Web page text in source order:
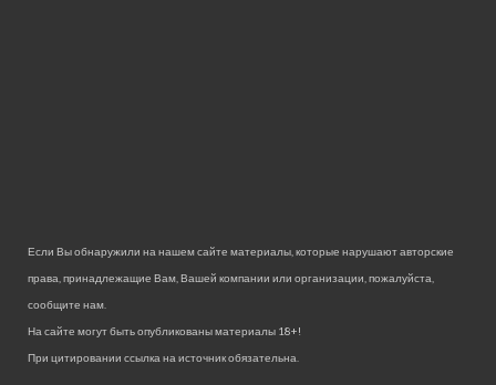
Если Вы обнаружили на нашем сайте материалы, которые нарушают авторские
права, принадлежащие Вам, Вашей компании или организации, пожалуйста,
сообщите нам.
На сайте могут быть опубликованы материалы 18+!
При цитировании ссылка на источник обязательна.